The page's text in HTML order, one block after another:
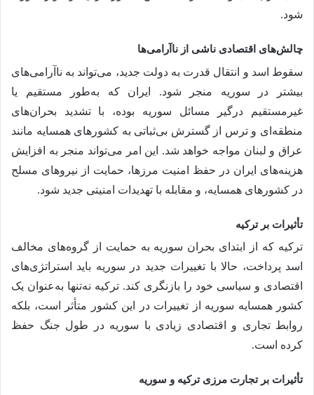
شود.
چالش‌های اقتصادی ناشی از ناآرامی‌ها
سقوط اسد و انتقال قدرت به دولت جدید، می‌تواند به ناآرامی‌های
بیشتر در سوریه منجر شود. ایران که به‌طور مستقیم یا
غیرمستقیم درگیر مسائل سوریه بوده، با تشدید بحران‌های
منطقه‌ای و ترس از گسترش بی‌ثباتی به کشورهای همسایه مانند
عراق و لبنان مواجه خواهد شد. این امر می‌تواند منجر به افزایش
هزینه‌های ایران در حفظ امنیت مرزها، حمایت از نیروهای مسلح
در کشورهای همسایه، و مقابله با تهدیدات امنیتی جدید شود.
تأثیرات بر ترکیه
ترکیه که از ابتدای بحران سوریه به حمایت از گروه‌های مخالف
اسد پرداخت، حالا با تغییرات جدید در سوریه باید استراتژی‌های
اقتصادی و سیاسی خود را بازنگری کند. ترکیه نه‌تنها به‌عنوان یک
کشور همسایه سوریه از تغییرات در این کشور متأثر است، بلکه
روابط تجاری و اقتصادی زیادی با سوریه در طول جنگ حفظ
کرده است.
تأثیرات بر تجارت مرزی ترکیه و سوریه